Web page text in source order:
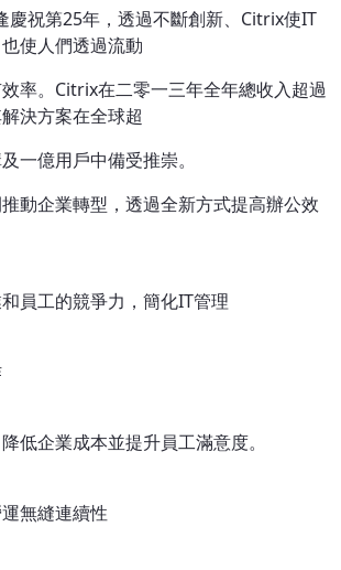
慶祝第25年，透過不斷創新、Citrix使IT
使人們透過流動
率。Citrix在二零一三年全年總收入超過
決方案在全球超
一億用戶中備受推崇。
動企業轉型，透過全新方式提高辦公效
員工的競爭力，簡化IT管理
低企業成本並提升員工滿意度。
無縫連續性